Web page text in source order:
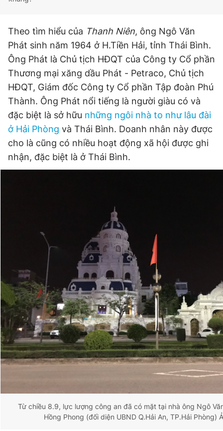
Tổng biên tập: Nguyễn Ngọc Toàn
Phó tổng biên tập thường trực: Hải Thành
Phó tổng biên tập: Lâm Hiếu Dũng
Phó tổng biên tập: Trần Việt Hưng
Tổng thư ký tòa soạn: Đức Trung
Giấy phép xuất bản số 110/GP - BTTTT cấp ngày 24.3.2020
© 2003-2026 Bản quyền thuộc về Báo Thanh Niên. Cấm sao
chép dưới mọi hình thức nếu không có sự chấp thuận bằng văn
bản. Phát triển bởi ePi Technologies, JSC.
Theo tìm hiểu của Thanh Niên, ông Ngô Văn
Phát sinh năm 1964 ở H.Tiền Hải, tỉnh Thái Bình.
Ông Phát là Chủ tịch HĐQT của Công ty Cổ phần
Thương mại xăng dầu Phát - Petraco, Chủ tịch
HĐQT, Giám đốc Công ty Cổ phần Tập đoàn Phú
Thành. Ông Phát nổi tiếng là người giàu có và
đặc biệt là sở hữu những ngôi nhà to như lâu đài
ở Hải Phòng và Thái Bình. Doanh nhân này được
cho là cũng có nhiều hoạt động xã hội được ghi
nhận, đặc biệt là ở Thái Bình.
Từ chiều 8.9, lực lượng công an đã có mặt tại nhà ông Ngô
Hồng Phong (đối diện UBND Q.Hải An, TP.Hải Phòng)